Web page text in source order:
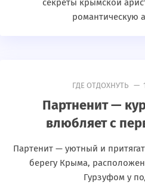
секреты крымской
романтическую
ГДЕ ОТДОХНУТЬ—
Партненит —
влюбляет с
Партенит — уютный и
берегу Крыма,
Гурзуфом у